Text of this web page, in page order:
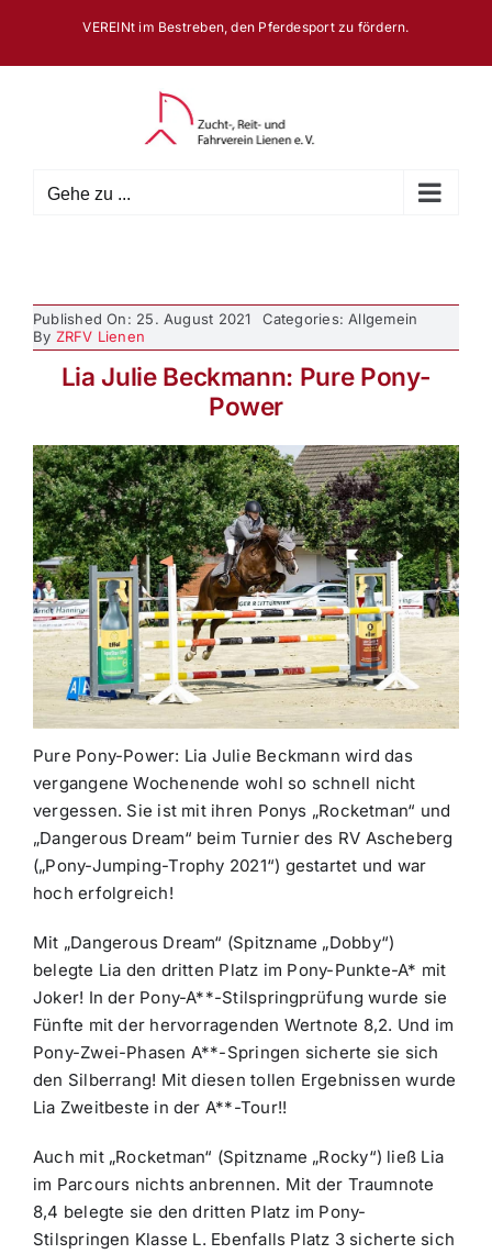
springen
VEREINt im Bestreben, den Pferdesport zu fördern.
Gehe zu ...
Published On: 25. August 2021
Categories: Allgemein
By ZRFV Lienen
Lia Julie Beckmann: Pure Pony-
Power
Pure Pony-Power: Lia Julie Beckmann wird das
vergangene Wochenende wohl so schnell nicht
vergessen. Sie ist mit ihren Ponys „Rocketman“ und
„Dangerous Dream“ beim Turnier des RV Ascheberg
(„Pony-Jumping-Trophy 2021“) gestartet und war
hoch erfolgreich!
Mit „Dangerous Dream“ (Spitzname „Dobby“)
belegte Lia den dritten Platz im Pony-Punkte-A* mit
Joker! In der Pony-A**-Stilspringprüfung wurde sie
Fünfte mit der hervorragenden Wertnote 8,2. Und im
Pony-Zwei-Phasen A**-Springen sicherte sie sich
den Silberrang! Mit diesen tollen Ergebnissen wurde
Lia Zweitbeste in der A**-Tour!!
Auch mit „Rocketman“ (Spitzname „Rocky“) ließ Lia
im Parcours nichts anbrennen. Mit der Traumnote
8,4 belegte sie den dritten Platz im Pony-
Stilspringen Klasse L. Ebenfalls Platz 3 sicherte sich